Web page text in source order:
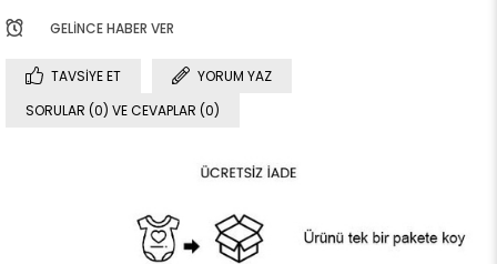
GELINCE HABER VER
TAVSIYE ET
YORUM YAZ
SORULAR (0) VE CEVAPLAR (0)